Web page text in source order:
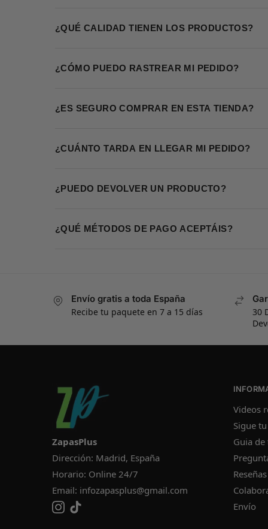
¿QUÉ CALIDAD TIENEN LOS PRODUCTOS?
¿CÓMO PUEDO RASTREAR MI PEDIDO?
¿ES SEGURO COMPRAR EN ESTA TIENDA?
¿CUÁNTO TARDA EN LLEGAR MI PEDIDO?
¿PUEDO DEVOLVER UN PRODUCTO?
¿QUÉ MÉTODOS DE PAGO ACEPTÁIS?
Envío gratis a toda España
Recibe tu paquete en 7 a 15 días
30
ZapasPlus
Dirección: Madrid, España
Horario: Online 24/7
Email: infozapasplus@gmail.com
Videos
Sigue
Guia de
Envío